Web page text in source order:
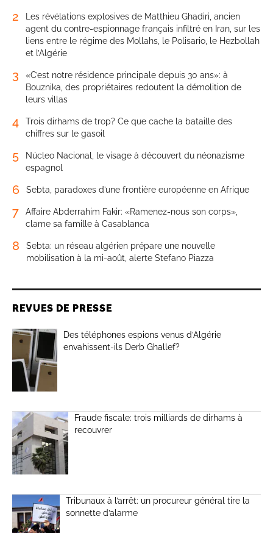
2
Les révélations explosives de Matthieu Ghadiri, ancien
agent du contre-espionnage français infiltré en Iran, sur les
liens entre le régime des Mollahs, le Polisario, le Hezbollah
et l’Algérie
3
«C’est notre résidence principale depuis 30 ans»: à
Bouznika, des propriétaires redoutent la démolition de
leurs villas
4
Trois dirhams de trop? Ce que cache la bataille des
chiffres sur le gasoil
5
Núcleo Nacional, le visage à découvert du néonazisme
espagnol
6 Sebta, paradoxes d’une frontière européenne en Afrique
7
Affaire Abderrahim Fakir: «Ramenez-nous son corps»,
clame sa famille à Casablanca
8
Sebta: un réseau algérien prépare une nouvelle
mobilisation à la mi-août, alerte Stefano Piazza
REVUES DE PRESSE
Des téléphones espions venus d’Algérie
envahissent-ils Derb Ghallef?
Fraude fiscale: trois milliards de dirhams à
recouvrer
Tribunaux à l’arrêt: un procureur général tire la
sonnette d’alarme